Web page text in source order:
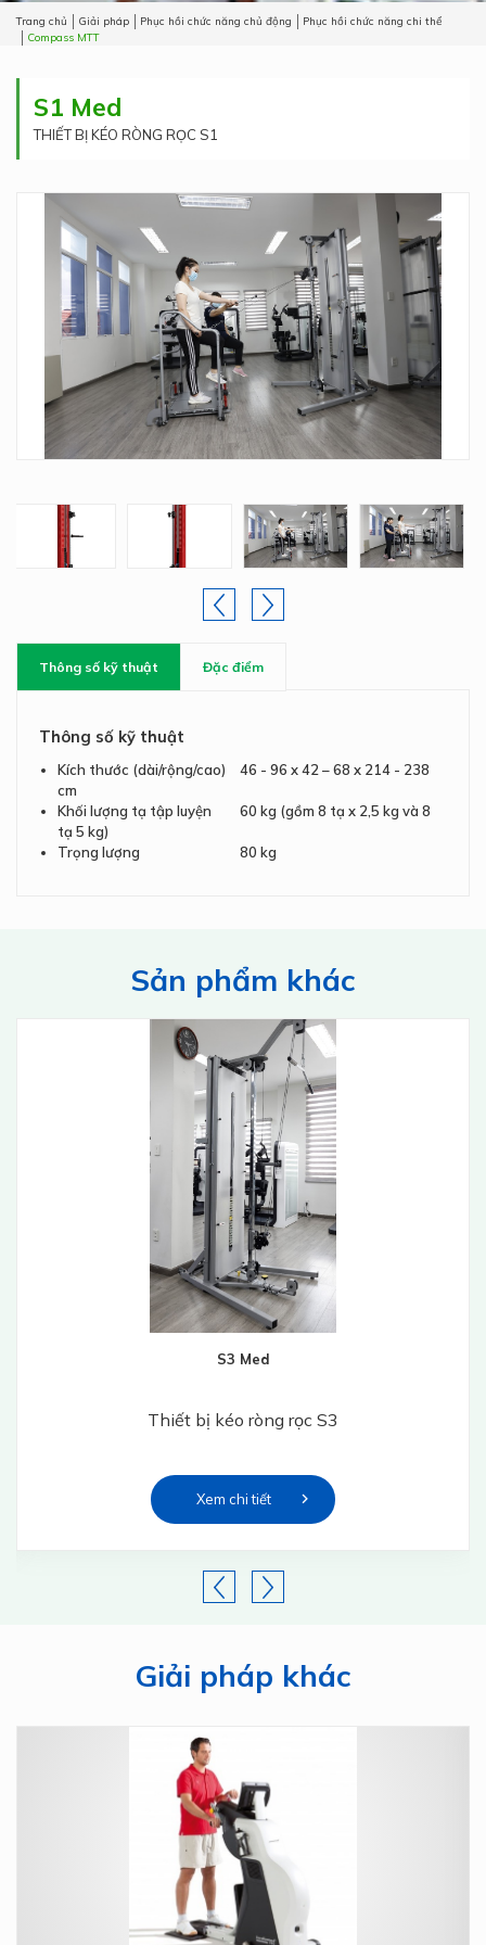
Trang chủ Giải pháp Phục hồi chức năng chủ động
Phục hồi chức năng chi thể
Compass MTT
S1 Med
THIẾT BỊ KÉO RÒNG RỌC S1
Thông số kỹ thuật Đặc điểm
Thông số kỹ thuật
Kích thước (dài/rộng/cao)
46 - 96 x 42 – 68 x 214 - 238
cm
Khối lượng tạ tập luyện
60 kg (gồm 8 tạ x 2,5 kg và 8
tạ 5 kg)
Trọng lượng
80 kg
Sản phẩm khác
S3 Med
Thiết bị kéo ròng rọc S3
Xem chi tiết
Giải pháp khác